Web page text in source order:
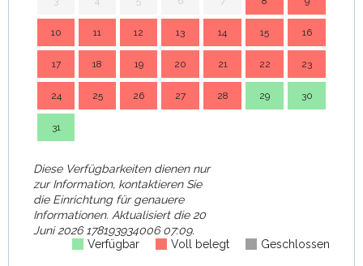
10 11 12 13 14 15 16
17 18 19 20 21 22 23
24 25 26 27 28 29 30
31
Diese Verfügbarkeiten dienen nur
zur Information, kontaktieren Sie
die Einrichtung für genauere
Informationen. Aktualisiert die20
Juni 2026 178193934006 07:09.
Verfügbar
Voll belegt Geschlossen